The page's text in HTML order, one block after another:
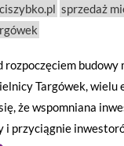
sprzedaż
rozpoczęciem
Targówek, wielu
że wspomniana
i przyciągnie